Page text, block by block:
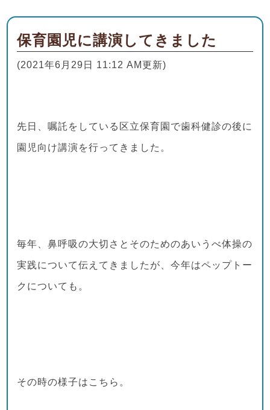
保育園児に講演してきました
(2021年6月29日 11:12 AM更新)
先日、嘱託をしている区立保育園で歯科健診の後に
園児向け講演を行ってきました。
毎年、鼻呼吸の大切さとそのためのあいうべ体操の
実践について伝えてきましたが、今年はペップトー
クについても。
その時の様子はこちら。